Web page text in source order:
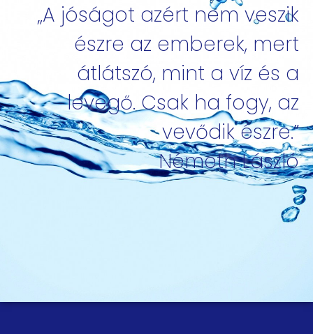
„A jóságot azért nem veszik
észre az emberek, mert
átlátszó, mint a víz és a
levegő. Csak ha fogy, az
vevődik észre.”
Németh László